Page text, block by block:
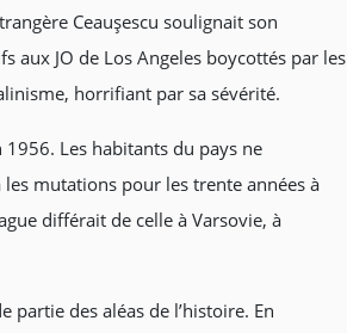
Ceauşescu soulignait son
aux JO de Los Angeles boycottés par les
horrifiant par sa sévérité.
Les habitants du pays ne
les mutations pour les trente années à
différait de celle à Varsovie, à
partie des aléas de l’histoire. En